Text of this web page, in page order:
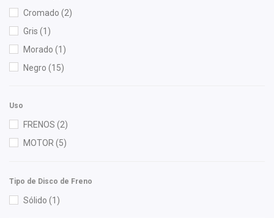
SYD (1)
TomCo(1)
Yokomitsu(11)
Cromado (2)
Gris (1)
Morado (1)
Negro (15)
Uso
FRENOS (2)
MOTOR(5)
Tipo de Disco de Freno
Sólido (1)